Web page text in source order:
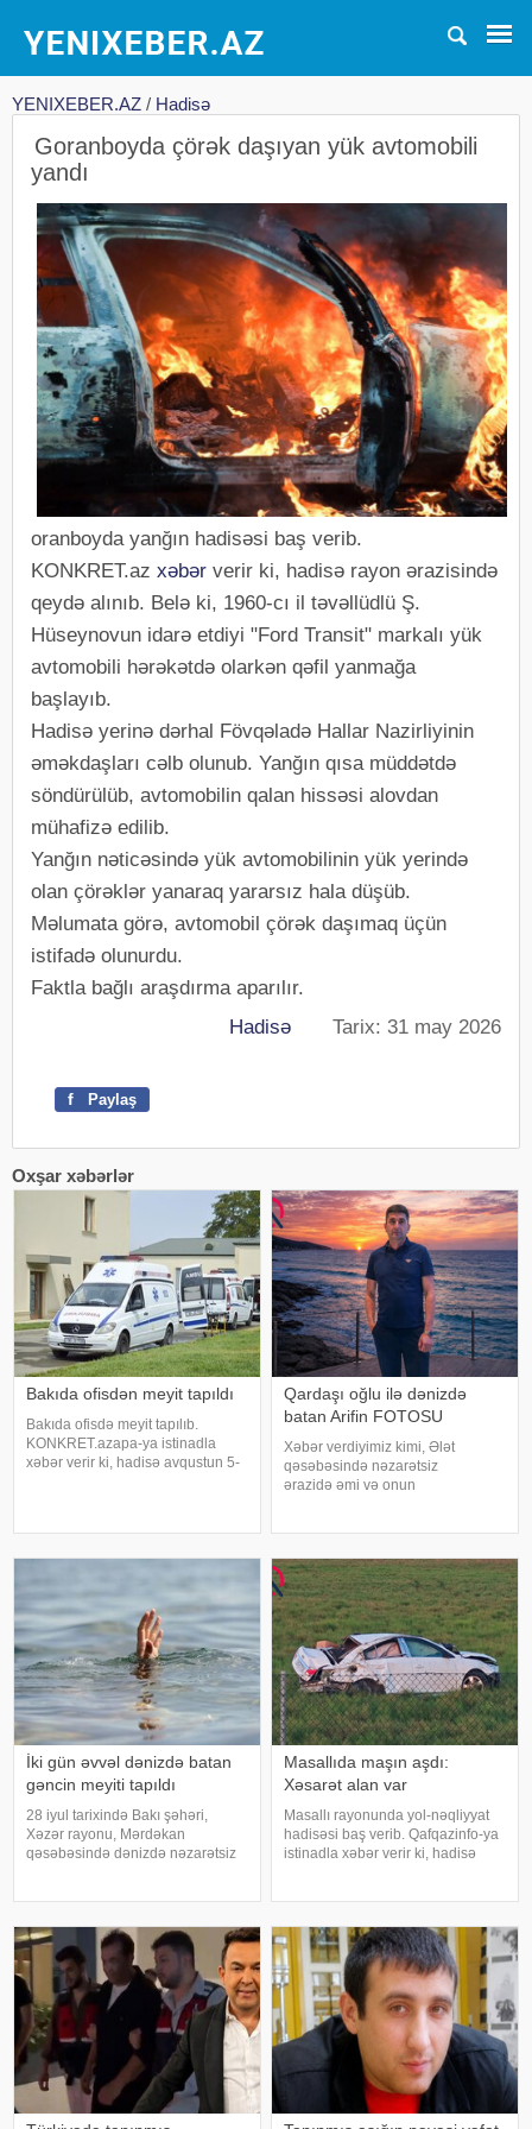
YENIXEBER.AZ / Hadisə
Goranboyda çörək daşıyan yük avtomobili
yandı
oranboyda yanğın hadisəsi baş verib.
KONKRET.az xəbər verir ki, hadisə rayon ərazisində
qeydə alınıb. Belə ki, 1960-cı il təvəllüdlü Ş.
Hüseynovun idarə etdiyi "Ford Transit" markalı yük
avtomobili hərəkətdə olarkən qəfil yanmağa
başlayıb.
Hadisə yerinə dərhal Fövqəladə Hallar Nazirliyinin
əməkdaşları cəlb olunub. Yanğın qısa müddətdə
söndürülüb, avtomobilin qalan hissəsi alovdan
mühafizə edilib.
Yanğın nəticəsində yük avtomobilinin yük yerində
olan çörəklər yanaraq yararsız hala düşüb.
Məlumata görə, avtomobil çörək daşımaq üçün
istifadə olunurdu.
Faktla bağlı araşdırma aparılır.
Hadisə Tarix: 31 may 2026
f Paylaş
Oxşar xəbərlər
Bakıda ofisdən meyit tapıldı
Bakıda ofisdə meyit tapılıb.
KONKRET.azapa-ya istinadla
xəbər verir ki, hadisə avqustun 5-
işlədiyi Q.Qarayev prospekti 23-d
Qardaşı oğlu ilə dənizdə
batan Arifin FOTOSU
Xəbər verdiyimiz kimi, Ələt
qəsəbəsində nəzarətsiz
ərazidə əmi və onun
aidiyyəti üzrə təhvil verilib. 15
yaşlı Əlihəsənov Həsən Asi
İki gün əvvəl dənizdə batan
gəncin meyiti tapıldı
28 iyul tarixində Bakı şəhəri,
Xəzər rayonu, Mərdəkan
qəsəbəsində dənizdə nəzarətsiz
Nazirliyinin Xüsusi Riskli
Xilasetmə Xidmətinin dalğıclar
Masallıda maşın aşdı:
Xəsarət alan var
Masallı rayonunda yol-nəqliyyat
hadisəsi baş verib. Qafqazinfo-ya
istinadla xəbər verir ki, hadisə
maşın idarəetmədə